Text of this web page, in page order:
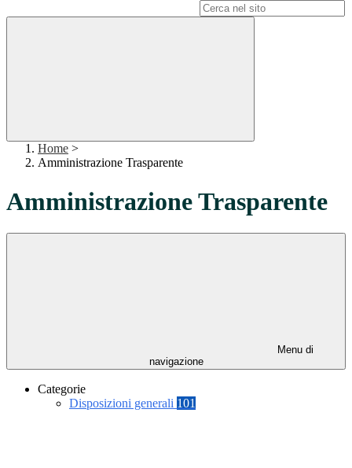
Home >
Amministrazione Trasparente
Amministrazione Trasparente
Menu di
navigazione
Categorie
Disposizioni generali 101